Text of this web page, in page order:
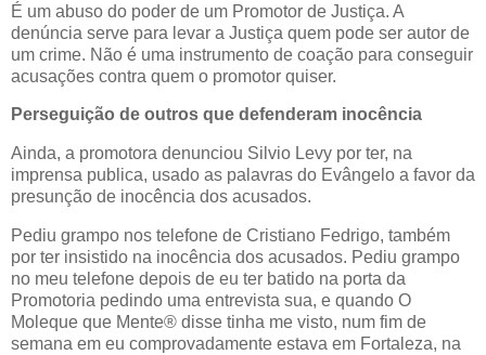
É um abuso do poder de um Promotor de Justiça. A
denúncia serve para levar a Justiça quem pode ser autor de
um crime. Não é uma instrumento de coação para conseguir
acusações contra quem o promotor quiser.
Perseguição de outros que defenderam inocência
Ainda, a promotora denunciou Silvio Levy por ter, na
imprensa publica, usado as palavras do Evângelo a favor da
presunção de inocência dos acusados.
Pediu grampo nos telefone de Cristiano Fedrigo, também
por ter insistido na inocência dos acusados. Pediu grampo
no meu telefone depois de eu ter batido na porta da
Promotoria pedindo uma entrevista sua, e quando O
Moleque que Mente® disse tinha me visto, num fim de
semana em eu comprovadamente estava em Fortaleza, na